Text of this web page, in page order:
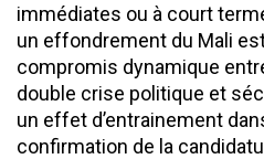
immédiates ou à court
un effondrement du Mali
compromis dynamique
double crise politique et
un effet d’entrainement
confirmation de la